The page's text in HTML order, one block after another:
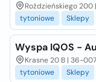
Roździeńskiego 200
tytoniowe
Sklepy
Wyspa IQOS -
Krasne 20 B | 36-
tytoniowe
Sklepy